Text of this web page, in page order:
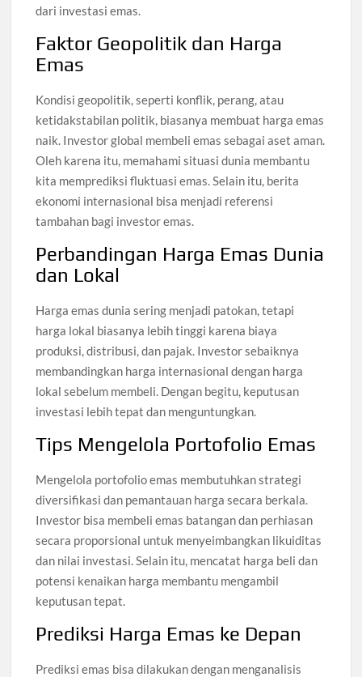
dari investasi emas.
Faktor Geopolitik dan Harga
Emas
Kondisi geopolitik, seperti konflik, perang, atau
ketidakstabilan politik, biasanya membuat harga emas
naik. Investor global membeli emas sebagai aset aman.
Oleh karena itu, memahami situasi dunia membantu
kita memprediksi fluktuasi emas. Selain itu, berita
ekonomi internasional bisa menjadi referensi
tambahan bagi investor emas.
Perbandingan Harga Emas Dunia
dan Lokal
Harga emas dunia sering menjadi patokan, tetapi
harga lokal biasanya lebih tinggi karena biaya
produksi, distribusi, dan pajak. Investor sebaiknya
membandingkan harga internasional dengan harga
lokal sebelum membeli. Dengan begitu, keputusan
investasi lebih tepat dan menguntungkan.
Tips Mengelola Portofolio Emas
Mengelola portofolio emas membutuhkan strategi
diversifikasi dan pemantauan harga secara berkala.
Investor bisa membeli emas batangan dan perhiasan
secara proporsional untuk menyeimbangkan likuiditas
dan nilai investasi. Selain itu, mencatat harga beli dan
potensi kenaikan harga membantu mengambil
keputusan tepat.
Prediksi Harga Emas ke Depan
Prediksi emas bisa dilakukan dengan menganalisis